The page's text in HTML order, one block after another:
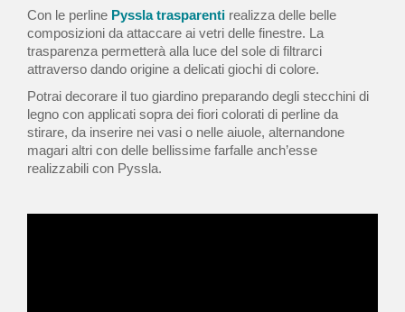
Con le perline Pyssla trasparenti realizza delle belle
composizioni da attaccare ai vetri delle finestre. La
trasparenza permetterà alla luce del sole di filtrarci
attraverso dando origine a delicati giochi di colore.
Potrai decorare il tuo giardino preparando degli stecchini di
legno con applicati sopra dei fiori colorati di perline da
stirare, da inserire nei vasi o nelle aiuole, alternandone
magari altri con delle bellissime farfalle anch’esse
realizzabili con Pyssla.